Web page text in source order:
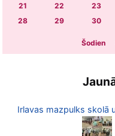
21
22 23
28
29 30
Šodien
Irlavas mazpulks skolā